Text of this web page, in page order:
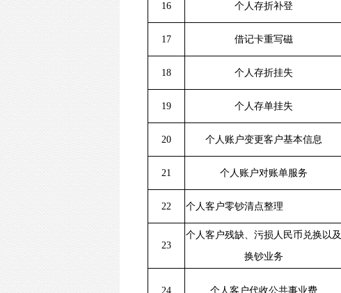
16 个人存折补登
17 借记卡重写磁
18 个人存折挂失
19 个人存单挂失
20 个人账户变更客户基本信息
21 个人账户对账单服务
22 个人客户零钞清点整理
23
个人客户残缺、污损人民币兑换以及
换钞业务
24 个人客户代收公共事业费